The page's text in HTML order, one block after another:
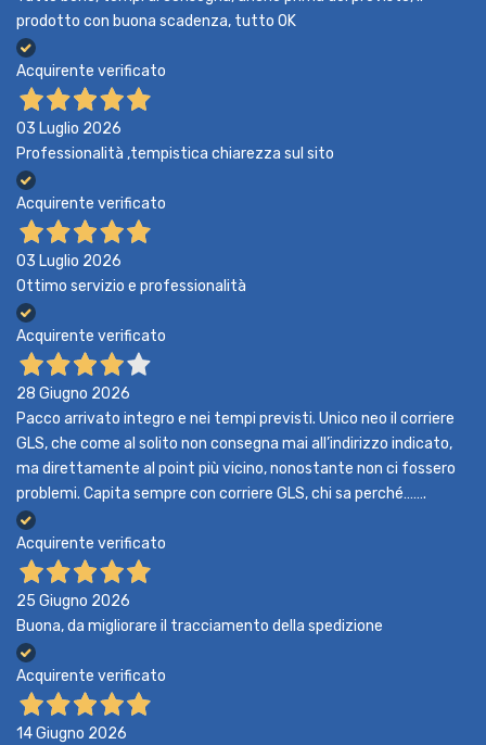
prodotto con buona scadenza, tutto OK
Acquirente verificato
03 Luglio 2026
Professionalità ,tempistica chiarezza sul sito
Acquirente verificato
03 Luglio 2026
Ottimo servizio e professionalità
Acquirente verificato
28 Giugno 2026
Pacco arrivato integro e nei tempi previsti. Unico neo il corriere
GLS, che come al solito non consegna mai all’indirizzo indicato,
ma direttamente al point più vicino, nonostante non ci fossero
problemi. Capita sempre con corriere GLS, chi sa perché…….
Acquirente verificato
25 Giugno 2026
Buona, da migliorare il tracciamento della spedizione
Acquirente verificato
14 Giugno 2026